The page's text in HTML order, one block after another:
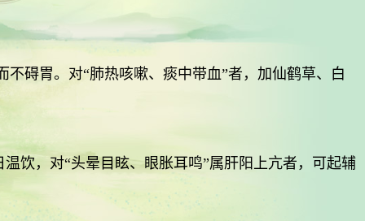
碍胃。对“肺热咳嗽、痰中带血”者，加仙鹤草、白
饮，对“头晕目眩、眼胀耳鸣”属肝阳上亢者，可起辅